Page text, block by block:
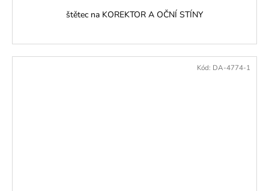
štětec na KOREKTOR A OČNÍ STÍNY
Kód: DA-4774-1